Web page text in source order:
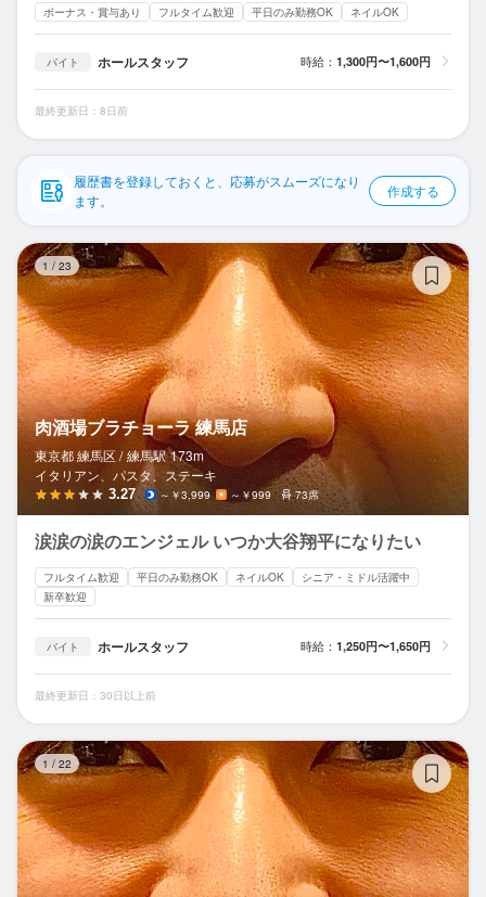
ヘルプ・お問い合わせフォーム
掲載をご検討の店舗様へ
食べログ求人PRESS
企業情報
ボーナス・賞与あり フルタイム歓迎 平日のみ勤務OK ネイルOK
バイト ホールスタッフ 時給： 1,300円〜1,600円
最終更新日：8日前
履歴書を登録しておくと、応募がスムーズになり
ます。
作成する
1 / 23
肉酒場ブラチョーラ 練馬店
東京都 練馬区 / 練馬駅 173m
イタリアン、パスタ、ステーキ
3.27 ～￥3,999 ～￥999 73席
涙涙の涙のエンジェル いつか大谷翔平になりたい
フルタイム歓迎 平日のみ勤務OK ネイルOK
シニア・ミドル活躍中
新卒歓迎
バイト ホールスタッフ 時給： 1,250円〜1,650円
最終更新日：30日以上前
1 / 22